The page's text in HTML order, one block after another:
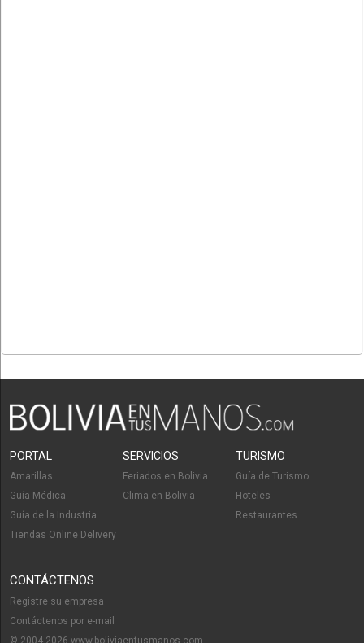
PORTAL
Amarillas
Guía Médica
Guía de la Industria
Tiendas Online Delivery
SERVICIOS
Feriados en Bolivia
Clima en Bolivia
TURISMO
Guía de Turismo
Hoteles
Restaurantes
CONTÁCTENOS
Registre su empresa
Contáctenos por e-mail
© 2004-2026 www.boliviaentusmanos.com